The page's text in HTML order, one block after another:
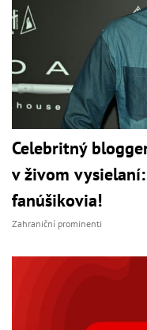
Celebritný
v živom
fanúšikovia!
Zahraniční prominenti